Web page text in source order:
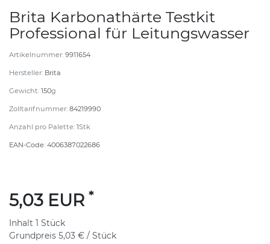
Brita Karbonathärte Testkit
Professional für Leitungswasser
Artikelnummer: 9911654
Hersteller: Brita
Gewicht: 150g
Zolltarifnummer: 84219990
Anzahl pro Palette: 1Stk
EAN-Code: 4006387022686
5,03 EUR *
Inhalt 1 Stück
Grundpreis 5,03 € / Stück